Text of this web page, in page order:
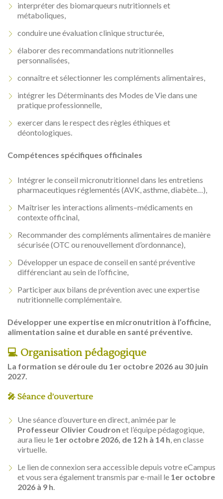
interpréter des biomarqueurs nutritionnels et
métaboliques,
conduire une évaluation clinique structurée,
élaborer des recommandations nutritionnelles
personnalisées,
connaître et sélectionner les compléments alimentaires,
intégrer les Déterminants des Modes de Vie dans une
pratique professionnelle,
exercer dans le respect des règles éthiques et
déontologiques.
Compétences spécifiques officinales
Intégrer le conseil micronutritionnel dans les entretiens
pharmaceutiques réglementés (AVK, asthme, diabète…),
Maîtriser les interactions aliments–médicaments en
contexte officinal,
Recommander des compléments alimentaires de manière
sécurisée (OTC ou renouvellement d’ordonnance),
Développer un espace de conseil en santé préventive
différenciant au sein de l’officine,
Participer aux bilans de prévention avec une expertise
nutritionnelle complémentaire.
Développer une expertise en micronutrition à l’officine,
alimentation saine et durable en santé préventive.
💻 Organisation pédagogique
La formation se déroule du 1er octobre 2026 au 30 juin
2027.
🎤 Séance d’ouverture
Une séance d’ouverture en direct, animée par le
Professeur Olivier Coudron et l’équipe pédagogique,
aura lieu le 1er octobre 2026, de 12 h à 14 h, en classe
virtuelle.
Le lien de connexion sera accessible depuis votre eCampus
et vous sera également transmis par e-mail le 1er octobre
2026 à 9 h.